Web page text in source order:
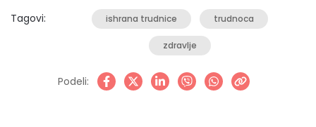
ponekad toliko suptilno da ih dete primeti pre roditelja.
Možda ćete prvo…
Tagovi: ishrana trudnice trudnoca
zdravlje
Podeli: